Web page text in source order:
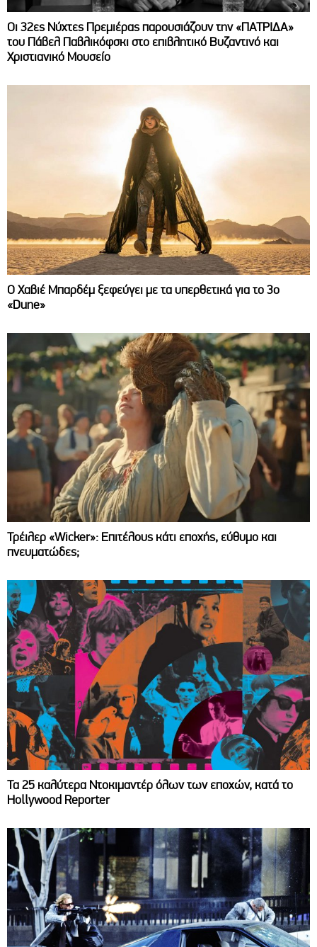
Οι 32ες Νύχτες Πρεμιέρας παρουσιάζουν την «ΠΑΤΡΙΔΑ»
του Πάβελ Παβλικόφσκι στο επιβλητικό Βυζαντινό και
Χριστιανικό Μουσείο
O Χαβιέ Μπαρδέμ ξεφεύγει με τα υπερθετικά για το 3ο
«Dune»
Τρέιλερ «Wicker»: Επιτέλους κάτι εποχής, εύθυμο και
πνευματώδες;
Τα 25 καλύτερα Ντοκιμαντέρ όλων των εποχών, κατά το
Hollywood Reporter